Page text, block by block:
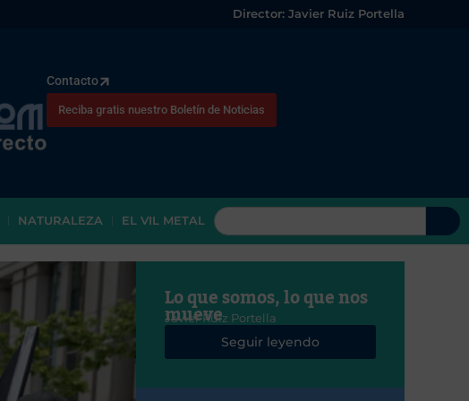
Director: Javier Ruiz Portella
Contacto
Reciba gratis nuestro Boletín de Noticias
NATURALEZA EL VIL METAL
Lo que somos, lo que nos
mueve
Javier Ruiz Portella
Seguir leyendo